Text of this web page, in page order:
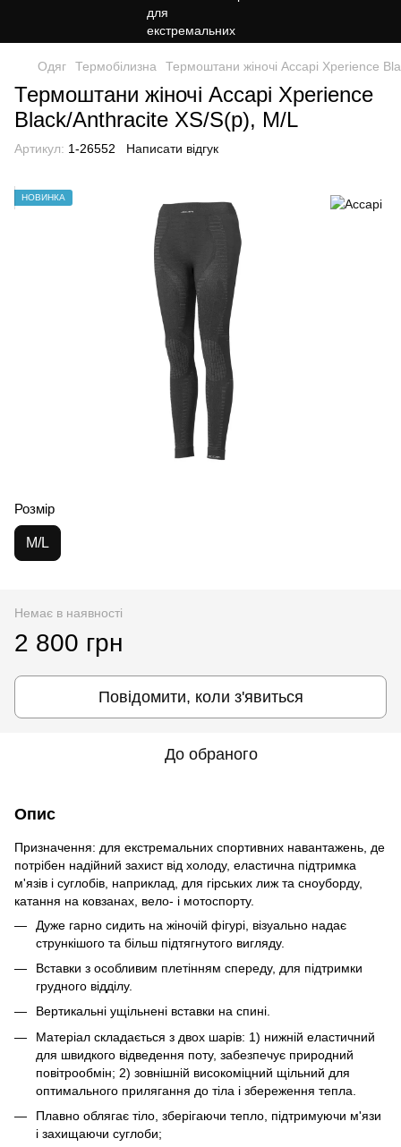
Одяг Термобілизна Термоштани жіночі Accapi Xperience
Термоштани жіночі Accapi Xperience
Black/Anthracite XS/S(р), M/L
Артикул: 1-26552 Написати відгук
НОВИНКА
Розмір
M/L
Немає в наявності
2 800 грн
Повідомити, коли з'явиться
До обраного
Опис
Призначення: для екстремальних спортивних навантажень, де
потрібен надійний захист від холоду, еластична підтримка
м'язів і суглобів, наприклад, для гірських лиж та сноуборду,
катання на ковзанах, вело- і мотоспорту.
Дуже гарно сидить на жіночій фігурі, візуально надає
стрункішого та більш підтягнутого вигляду.
Вставки з особливим плетінням спереду, для підтримки
грудного відділу.
Вертикальні ущільнені вставки на спині.
Матеріал складається з двох шарів: 1) нижній еластичний
для швидкого відведення поту, забезпечує природний
повітрообмін; 2) зовнішній високоміцний щільний для
оптимального прилягання до тіла і збереження тепла.
Плавно облягає тіло, зберігаючи тепло, підтримуючи м'язи
і захищаючи суглоби;